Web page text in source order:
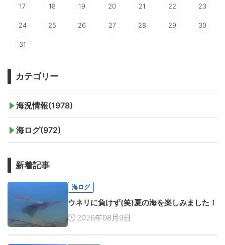
17 18 19 20 21 22 23
24 25 26 27 28 29 30
31
カテゴリー
海況情報(1978)
海ログ(972)
新着記事
海ログ
ウネリに負けず(笑)夏の海を楽しみました！
2026年08月9日